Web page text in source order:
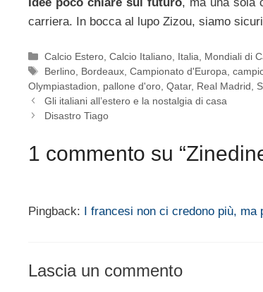
carriera. In bocca al lupo Zizou, siamo
Categorie
Calcio Estero ,Calcio Italiano Italia
Mondiali di
Tag
Berlino Bordeaux ,Campionato d'Europa ,
Olympiastadion
pallone d'oro Qatar, Real Madrid
Gli italiani all’estero e la nostalgia di casa
Disastro Tiago
1 commento su
Pingback: I francesi non ci credono più,
Lascia un commento